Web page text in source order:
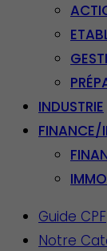
INDUSTRIE
FINANCE/
Guide CPF
Notre